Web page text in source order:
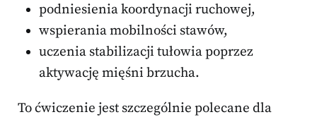
podniesienia koordynacji ruchowej,
wspierania mobilności stawów,
uczenia stabilizacji tułowia poprzez
aktywację mięśni brzucha.
To ćwiczenie jest szczególnie polecane dla